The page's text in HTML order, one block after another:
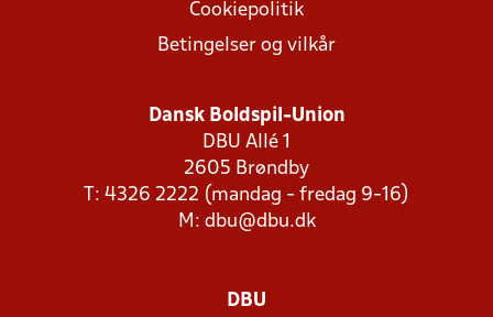
Cookiepolitik
Betingelser og vilkår
Dansk Boldspil-Union
DBU Allé 1
2605 Brøndby
T: 4326 2222 (mandag - fredag 9-16)
M: dbu@dbu.dk
DBU